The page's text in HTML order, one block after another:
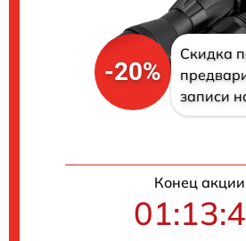
-20%
Скидка
записи
Конец акции